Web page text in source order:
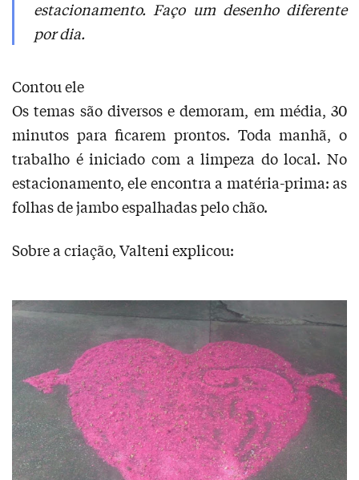
estacionamento. Faço um desenho diferente
por dia.
Contou ele
Os temas são diversos e demoram, em média, 30
minutos para ficarem prontos. Toda manhã, o
trabalho é iniciado com a limpeza do local. No
estacionamento, ele encontra a matéria-prima: as
folhas de jambo espalhadas pelo chão.
Sobre a criação, Valteni explicou: